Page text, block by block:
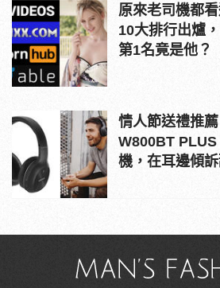
原來老司機都
10大排行出爐
第1名竟是他？
情人節送禮推
W800BT
機，在耳邊傾